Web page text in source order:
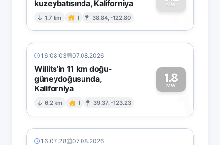
kuzeybatısında, Kaliforniya
1.7 km I 38.84, -122.80
MW
0
16:08:03 07.08.2026
Willits'in 11 km doğu-
güneydoğusunda,
Kaliforniya
6.2 km I 39.37, -123.23
1.8
MW
1
16:07:28 07.08.2026